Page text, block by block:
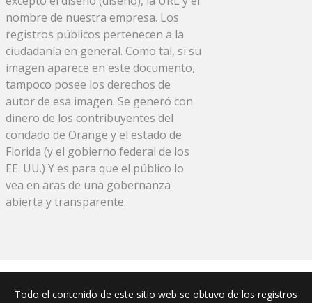
nombre de nuestra empresa. Los
registros públicos pertenecen a la
ciudadanía en general. Como tal, si su
imagen aparece en este documento,
tampoco posee los derechos de
autor de esa imagen. Se generó con
dinero de los contribuyentes del
condado de Orange y el estado de
Florida (y el gobierno federal de los
EE. UU.) Y es para que el público lo
vea en aras de una gobernanza
abierta y transparente.
Todo el contenido de este sitio web se obtuvo de los registros